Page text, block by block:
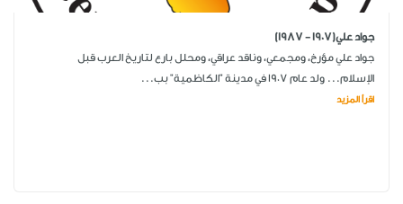
جواد علي(1907 - 1987)
جواد علي مؤرخ، ومجمعي، وناقد عراقي، ومحلل بارع لتاريخ العرب قبل
الإسلام... ولد عام 1907 في مدينة "الكاظمية" بب...
اقرأ المزيد